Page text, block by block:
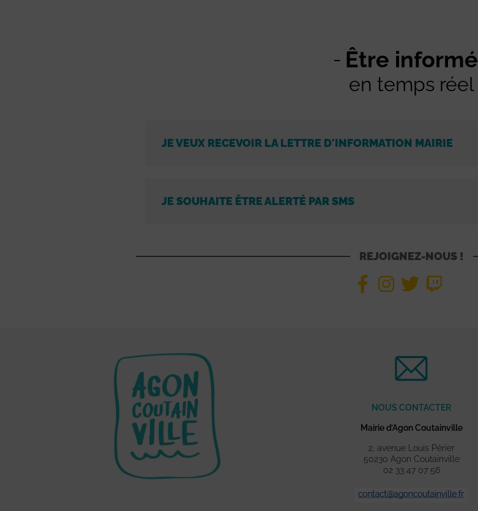
Être informé
en temps réel
JE VEUX RECEVOIR LA LETTRE D'INFORMATION MAIRIE
JE SOUHAITE ÊTRE ALERTÉ PAR SMS
REJOIGNEZ-NOUS !
NOUS CONTACTER
Mairie d’Agon Coutainville
2, avenue Louis Périer
50230 Agon Coutainville
02 33 47 07 56